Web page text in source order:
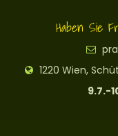
Haben Sie
1220 Wien,
9.7.-